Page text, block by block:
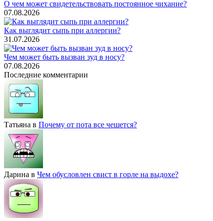
О чем может свидетельствовать постоянное чихание?
07.08.2026
Как выглядит сыпь при аллергии?
31.07.2026
Чем может быть вызван зуд в носу?
07.08.2026
Последние комментарии
Татьяна в Почему от пота все чешется?
Дарина в Чем обусловлен свист в горле на выдохе?